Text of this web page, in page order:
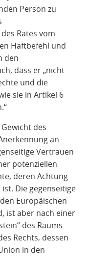
Person zu
Rates vom
Haftbefehl und
den
dass er „nicht
und die
sie in Artikel 6
des
an
Vertrauen
potenziellen
deren Achtung
Die gegenseitige
Europäischen
ist aber nach einer
des Raums
Rechts, dessen
in den